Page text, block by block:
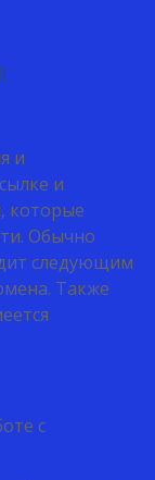
и
и
которые
Обычно
следующим
Также
с